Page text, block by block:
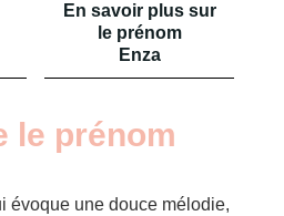
En savoir plus sur
le prénom
Enza
le prénom
évoque une douce mélodie,